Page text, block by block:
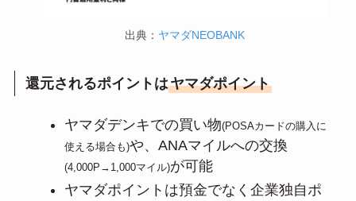
出典： ヤマダNEOBANK
還元されるポイントはヤマダポイント
ヤマダデンキでの買い物(POSAカードの購入に
使える場合も)や、ANAマイルへの交換
(4,000P→1,000マイル)が可能
ヤマダポイントは預金でなく企業独自ポ